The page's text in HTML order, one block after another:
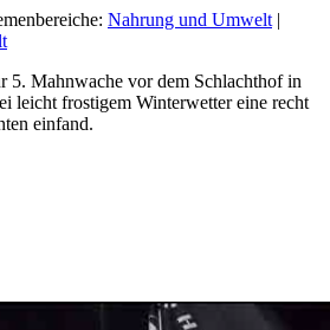
Nahrung und Umwelt |
5. Mahnwache vor dem Schlachthof in
leicht frostigem Winterwetter eine recht
einfand.